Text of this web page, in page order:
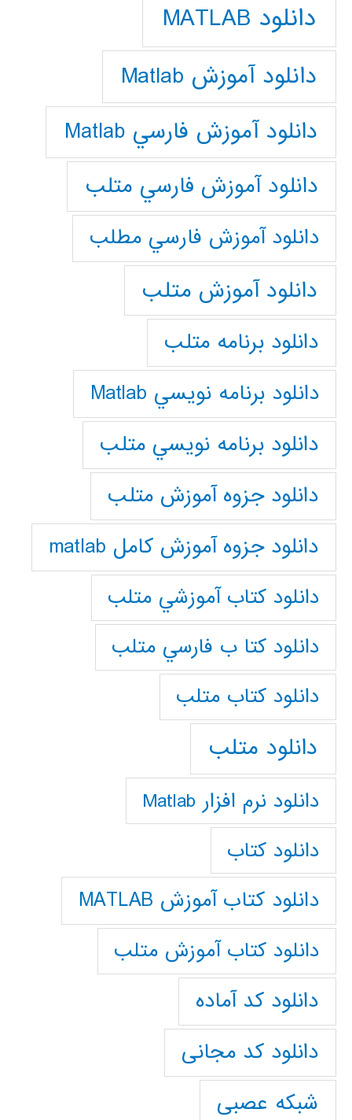
دانلود MATLAB
دانلود آموزش Matlab
دانلود آموزش فارسي Matlab
دانلود آموزش فارسي متلب
دانلود آموزش فارسي مطلب
دانلود آموزش متلب
دانلود برنامه متلب
دانلود برنامه نويسي Matlab
دانلود برنامه نويسي متلب
دانلود جزوه آموزش متلب
دانلود جزوه آموزش کامل matlab
دانلود كتاب آموزشي متلب
دانلود كتا ب فارسي متلب
دانلود كتاب متلب
دانلود متلب
دانلود نرم افزار Matlab
دانلود کتاب
دانلود کتاب آموزش MATLAB
دانلود کتاب آموزش متلب
دانلود کد آماده
دانلود کد مجانی
شبکه عصبی